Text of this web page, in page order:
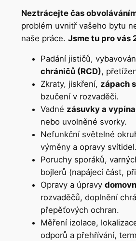
Neztrácejte čas
problém uvnitř vašeho bytu
naše práce. Jsme tu pro vás
Padání jističů,
chráničů (RCD),
Zkraty, jiskření, zápach
bzučení v rozvaděči.
Vadné zásuvky a
nebo uvolněné svorky.
Nefunkční světelné
výměny a opravy svítidel.
Poruchy sporáků,
bojlerů (napájecí část,
Opravy a úpravy
rozvaděčů, doplnění
přepěťových ochran.
Měření izolace,
odporů a přehřívání,